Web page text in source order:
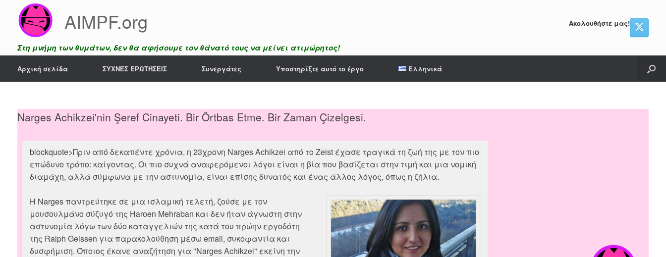
content
AIMPF.org
Στη μνήμη των θυμάτων, δεν θα αφήσουμε τον θάνατό τους να μείνει ατιμώρητος!
Ακολουθήστε μας!
Αρχική σελίδα ΣΥΧΝΈΣ ΕΡΩΤΉΣΕΙΣ Συνεργάτες Υποστηρίξτε αυτό το έργο Ελληνικά
Narges Achikzei'nin Şeref Cinayeti. Bir Örtbas Etme. Bir Zaman Çizelgesi.
blockquote>Πριν από δεκαπέντε χρόνια, η 23χρονη Narges Achikzei από το Zeist έχασε τραγικά τη ζωή της με τον πιο
επώδυνο τρόπο: καίγοντας. Οι πιο συχνά αναφερόμενοι λόγοι είναι η βία που βασίζεται στην τιμή και μια νομική
διαμάχη, αλλά σύμφωνα με την αστυνομία, είναι επίσης δυνατός και ένας άλλος λόγος, όπως η ζήλια.
Η Narges παντρεύτηκε σε μια ισλαμική τελετή, ζούσε με τον
μουσουλμάνο σύζυγό της Haroen Mehraban και δεν ήταν άγνωστη στην
αστυνομία λόγω των δύο καταγγελιών της κατά του πρώην εργοδότη
της Ralph Geissen για παρακολούθηση μέσω email, συκοφαντία και
δυσφήμιση. Όποιος έκανε αναζήτηση για "Narges Achikzei" εκείνη την